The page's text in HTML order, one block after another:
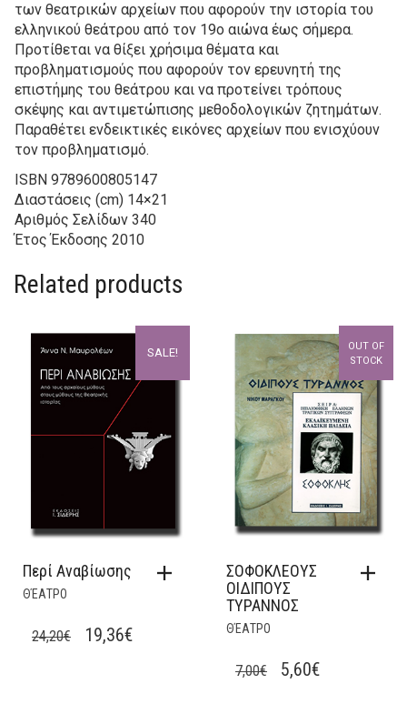
των θεατρικών αρχείων που αφορούν την ιστορία του
ελληνικού θεάτρου από τον 19ο αιώνα έως σήμερα.
Προτίθεται να θίξει χρήσιμα θέματα και
προβληματισμούς που αφορούν τον ερευνητή της
επιστήμης του θεάτρου και να προτείνει τρόπους
σκέψης και αντιμετώπισης μεθοδολογικών ζητημάτων.
Παραθέτει ενδεικτικές εικόνες αρχείων που ενισχύουν
τον προβληματισμό.
ISBN 9789600805147
Διαστάσεις (cm) 14×21
Αριθμός Σελίδων 340
Έτος Έκδοσης 2010
Related products
SALE!
Περί Αναβίωσης
ΘΈΑΤΡΟ
24,20€
ORIGINAL
19,36€CURRENT
OUT OF
STOCK
ΣΟΦΟΚΛΕΟΥΣ
ΟΙΔΙΠΟΥΣ
ΤΥΡΑΝΝΟΣ
ΘΈΑΤΡΟ
7,00€
ORIGINAL
5,60€CURRENT